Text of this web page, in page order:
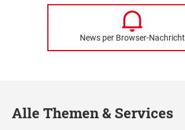
News per Browser-Nachricht
Alle Themen & Services